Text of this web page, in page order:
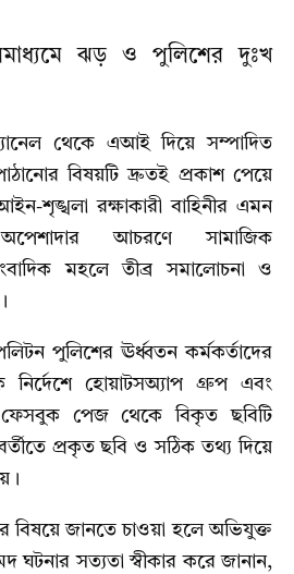
ঝড় ও পুলিশের দুঃখ
থেকে এআই দিয়ে সম্পাদিত
বিষয়টি দ্রুতই প্রকাশ পেয়ে
শৃঙ্খলা রক্ষাকারী বাহিনীর এমন
আচরণে সামাজিক
মহলে তীব্র সমালোচনা ও
পুলিশের ঊর্ধ্বতন কর্মকর্তাদের
হোয়াটসঅ্যাপ গ্রুপ এবং
ফেসবুক পেজ থেকে বিকৃত ছবিটি
প্রকৃত ছবি ও সঠিক তথ্য দিয়ে
বিষয়ে জানতে চাওয়া হলে অভিযুক্ত
সত্যতা স্বীকার করে জানান,